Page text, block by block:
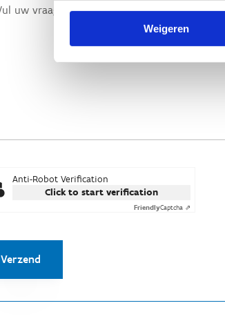
Weigeren
Anti-Robot Verification
Click to start verification
FriendlyCaptcha ⇗
Verzend